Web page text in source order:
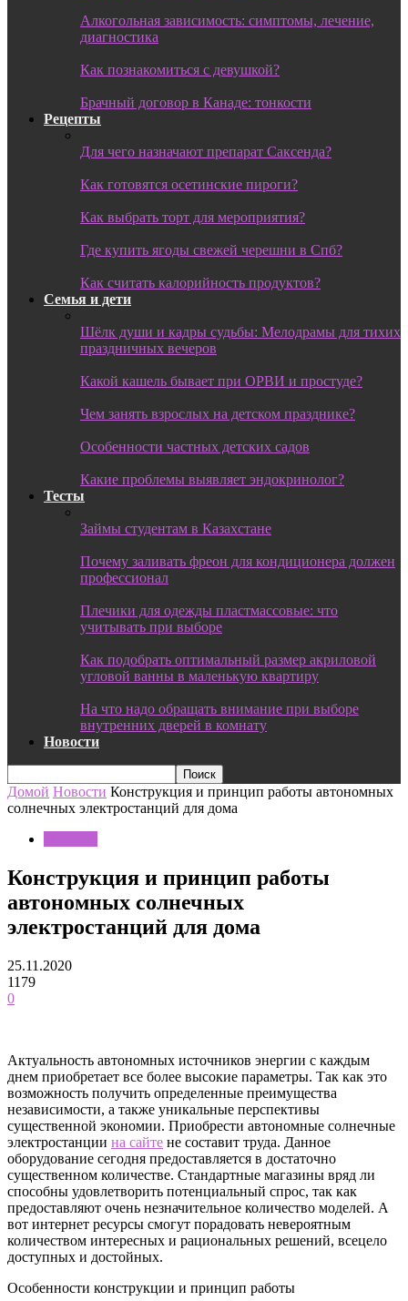
Алкогольная зависимость: симптомы, лечение,
диагностика
Как познакомиться с девушкой?
Брачный договор в Канаде: тонкости
Рецепты
Для чего назначают препарат Саксенда?
Как готовятся осетинские пироги?
Как выбрать торт для мероприятия?
Где купить ягоды свежей черешни в Спб?
Как считать калорийность продуктов?
Семья и дети
Шёлк души и кадры судьбы: Мелодрамы для тихих
праздничных вечеров
Какой кашель бывает при ОРВИ и простуде?
Чем занять взрослых на детском празднике?
Особенности частных детских садов
Какие проблемы выявляет эндокринолог?
Тесты
Займы студентам в Казахстане
Почему заливать фреон для кондиционера должен
профессионал
Плечики для одежды пластмассовые: что
учитывать при выборе
Как подобрать оптимальный размер акриловой
угловой ванны в маленькую квартиру
На что надо обращать внимание при выборе
внутренних дверей в комнату
Новости
Домой Новости Конструкция и принцип работы автономных
солнечных электростанций для дома
Конструкция и принцип работы
автономных солнечных
электростанций для дома
25.11.2020
1179
0
Актуальность автономных источников энергии с каждым
днем приобретает все более высокие параметры. Так как это
возможность получить определенные преимущества
независимости, а также уникальные перспективы
существенной экономии. Приобрести автономные солнечные
электростанции на сайте не составит труда. Данное
оборудование сегодня предоставляется в достаточно
существенном количестве. Стандартные магазины вряд ли
способны удовлетворить потенциальный спрос, так как
предоставляют очень незначительное количество моделей. А
вот интернет ресурсы смогут порадовать невероятным
количеством интересных и рациональных решений, всецело
доступных и достойных.
Особенности конструкции и принцип работы